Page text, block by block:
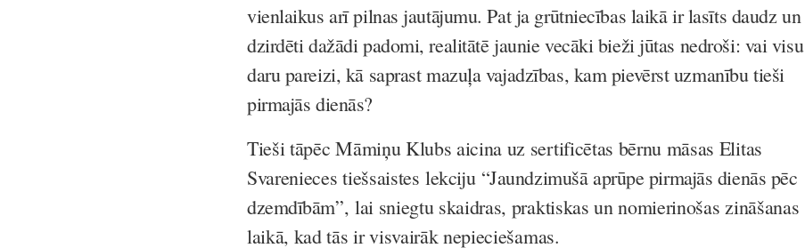
vienlaikus arī pilnas jautājumu. Pat ja grūtniecības laikā ir lasīts daudz un
dzirdēti dažādi padomi, realitātē jaunie vecāki bieži jūtas nedroši: vai visu
daru pareizi, kā saprast mazuļa vajadzības, kam pievērst uzmanību tieši
pirmajās dienās?
Tieši tāpēc Māmiņu Klubs aicina uz sertificētas bērnu māsas Elitas
Svarenieces tiešsaistes lekciju “Jaundzimušā aprūpe pirmajās dienās pēc
dzemdībām”, lai sniegtu skaidras, praktiskas un nomierinošas zināšanas
laikā, kad tās ir visvairāk nepieciešamas.